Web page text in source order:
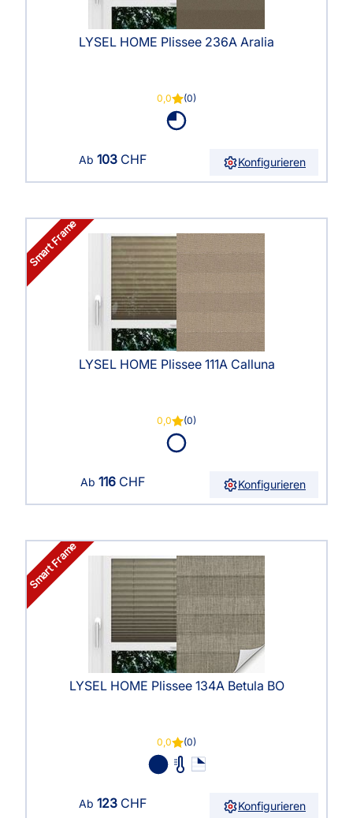
LYSEL HOME Plissee 236A Aralia
0,0 (0)
Ab 103 CHF Konfigurieren
Smart Frame
LYSEL HOME Plissee 111A Calluna
0,0 (0)
Ab 116 CHF Konfigurieren
Smart Frame
LYSEL HOME Plissee 134A Betula BO
0,0 (0)
Ab 123 CHF Konfigurieren